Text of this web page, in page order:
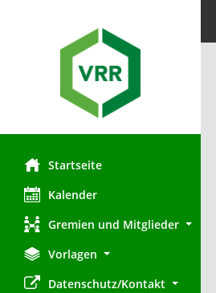
Startseite
Kalender
Gremien und Mitglieder
Vorlagen
Datenschutz/Kontakt